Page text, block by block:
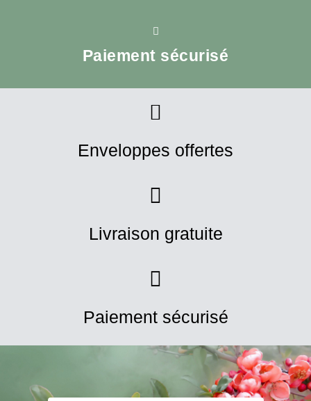
Paiement sécurisé
Enveloppes offertes
Livraison gratuite
Paiement sécurisé